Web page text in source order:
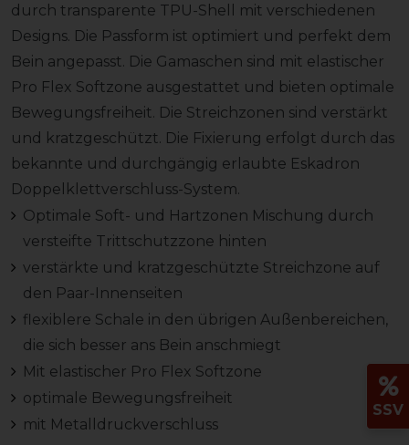
durch transparente TPU-Shell mit verschiedenen
Designs. Die Passform ist optimiert und perfekt dem
Bein angepasst. Die Gamaschen sind mit elastischer
Pro Flex Softzone ausgestattet und bieten optimale
Bewegungsfreiheit. Die Streichzonen sind verstärkt
und kratzgeschützt. Die Fixierung erfolgt durch das
bekannte und durchgängig erlaubte Eskadron
Doppelklettverschluss-System.
Optimale Soft- und Hartzonen Mischung durch
versteifte Trittschutzzone hinten
verstärkte und kratzgeschützte Streichzone auf
den Paar-Innenseiten
flexiblere Schale in den übrigen Außenbereichen,
die sich besser ans Bein anschmiegt
Mit elastischer Pro Flex Softzone
optimale Bewegungsfreiheit
mit Metalldruckverschluss
SSV